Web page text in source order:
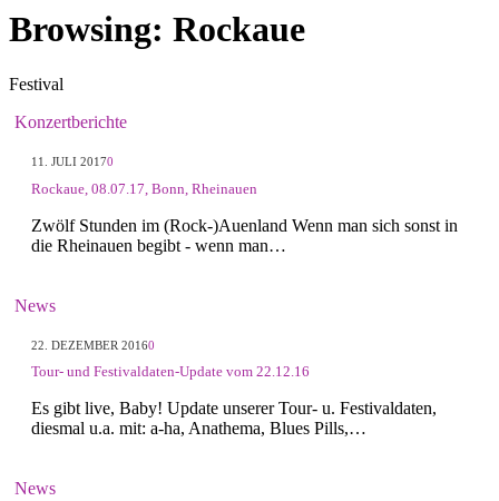
Browsing: Rockaue
Festival
Konzertberichte
11. JULI 20170
Rockaue, 08.07.17, Bonn, Rheinauen
Zwölf Stunden im (Rock-)Auenland Wenn man sich sonst in
die Rheinauen begibt - wenn man…
News
22. DEZEMBER 20160
Tour- und Festivaldaten-Update vom 22.12.16
Es gibt live, Baby! Update unserer Tour- u. Festivaldaten,
diesmal u.a. mit: a-ha, Anathema, Blues Pills,…
News